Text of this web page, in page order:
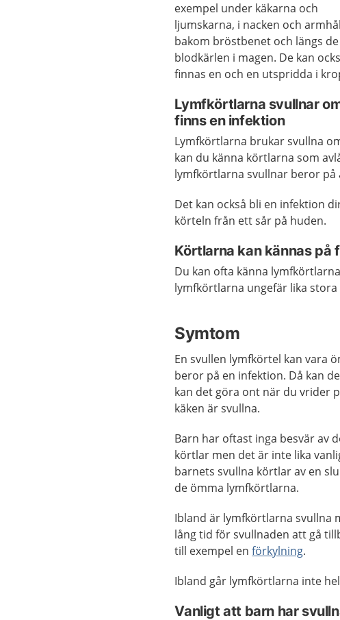
exempel under käkarna och
ljumskarna, i nacken och
bakom bröstbenet och längs
blodkärlen i magen. De kan
finnas en och en utspridda i
Lymfkörtlarna svullnar
finns en infektion
Lymfkörtlarna brukar svullna
kan du känna körtlarna som
lymfkörtlarna svullnar beror
Det kan också bli en infektion
körteln från ett sår på huden.
Körtlarna kan kännas på
Du kan ofta känna
lymfkörtlarna ungefär lika
Symtom
En svullen lymfkörtel kan vara
beror på en infektion. Då kan
kan det göra ont när du vrider
käken är svullna.
Barn har oftast inga besvär av
körtlar men det är inte lika
barnets svullna körtlar av en
de ömma lymfkörtlarna.
Ibland är lymfkörtlarna svullna
lång tid för svullnaden att gå
till exempel enförkylning.
Ibland går lymfkörtlarna inte
Vanligt att barn har